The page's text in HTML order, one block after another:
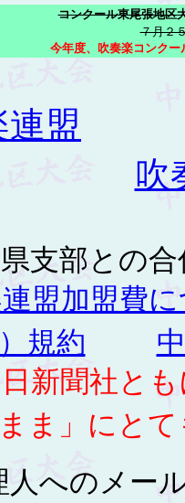
コンクール東尾張地区
７月２
今年度、吹奏楽コンク
盟
吹
支部との
連盟加盟費
規約
新聞社と
ま」にと
人へのメ